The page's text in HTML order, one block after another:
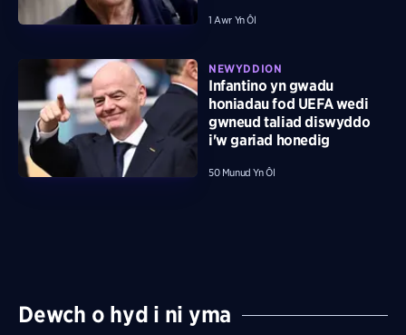
1 Awr Yn Ôl
NEWYDDION
Infantino yn gwadu
honiadau fod UEFA wedi
gwneud taliad diswyddo
i'w gariad honedig
50 Munud Yn Ôl
Dewch o hyd i ni yma